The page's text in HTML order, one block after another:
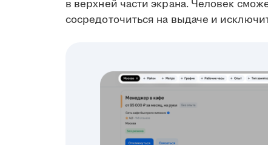
в верхней части экрана. Человек
сосредоточиться на выдаче и